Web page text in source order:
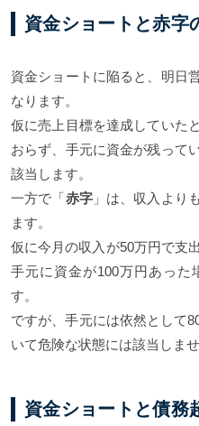
資金ショートと赤字
資金ショートに陥ると、明日
なります。
仮に売上目標を達成していた
おらず、手元に資金が残って
該当します。
一方で「赤字」は、収入より
ます。
仮に今月の収入が50万円で支
手元に資金が100万円あった
す。
ですが、手元には依然として
いて危険な状態には該当しませ
資金ショートと債務